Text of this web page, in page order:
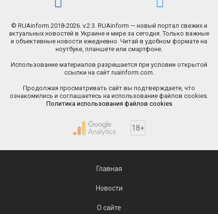
© RUAinform 2018-2026. v.2.3. RUAinform — новый портал свежих и
актуальных новостей в Украине и мире за сегодня. Только важные
и объективные новости ежедневно. Читай в удобном формате на
ноутбуке, планшете или смартфоне.
Использование материалов разрешается при условии открытой
ссылки на сайт ruainform.com.
Продолжая просматривать сайт вы подтверждаете, что
ознакомились и соглашаетесь на использование файлов cookies.
Политика использования файлов cookies
18+
Главная
Новости
О сайте